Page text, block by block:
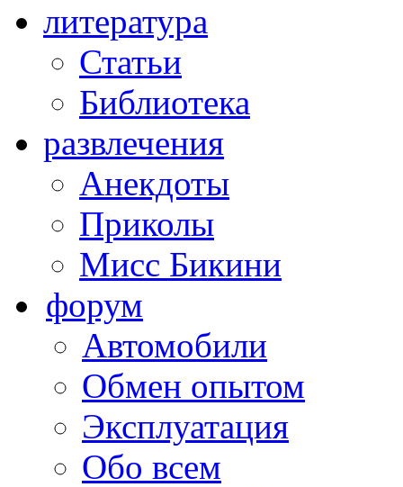
литература
Статьи
Библиотека
развлечения
Анекдоты
Приколы
Мисс Бикини
форум
Автомобили
Обмен опытом
Эксплуатация
Обо всем